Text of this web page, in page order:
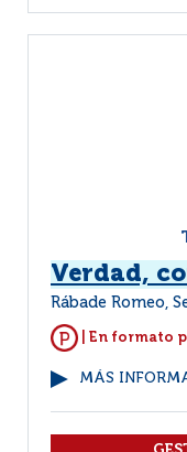
Verdad,
Rábade Romeo,
| En formato
MÁS